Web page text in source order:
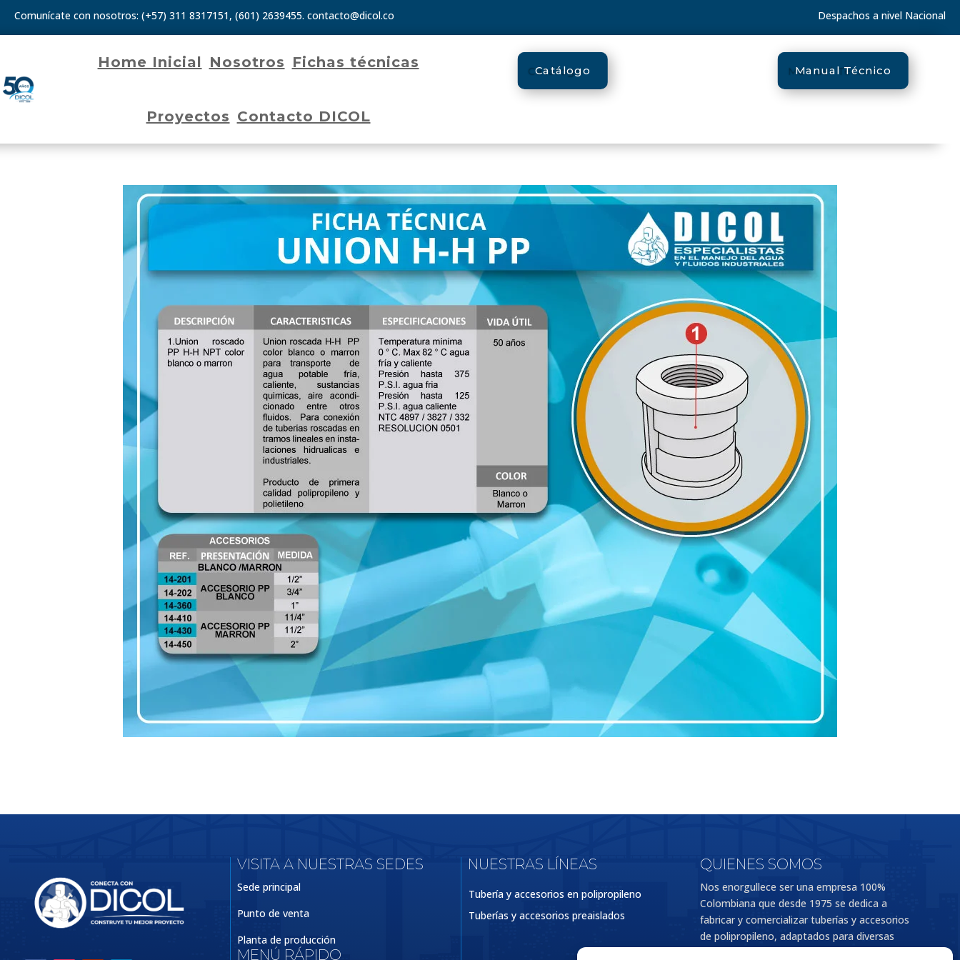
Comunícate con nosotros: (+57) 311 8317151, (601) 2639455. contacto@dicol.co Despachos a nivel Nacional
Home Inicial Nosotros Fichas técnicas
Proyectos Contacto DICOL
Catálogo Manual Técnico
VISITA A NUESTRAS SEDES
Sede principal
Punto de venta
Planta de producción
MENÚ RÁPIDO
NUESTRAS LÍNEAS
Tubería y accesorios en polipropileno
Tuberías y accesorios preaislados
QUIENES SOMOS
Nos enorgullece ser una empresa 100%
Colombiana que desde 1975 se dedica a
fabricar y comercializar tuberías y accesorios
de polipropileno, adaptados para diversas